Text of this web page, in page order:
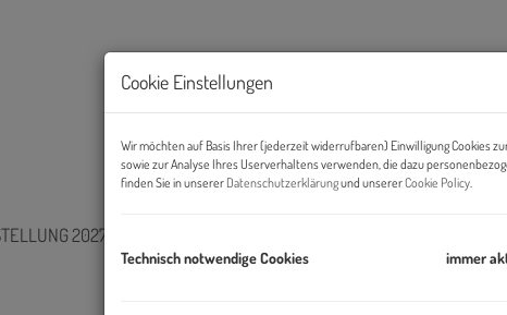
Cookie Einstellungen
Wir möchten auf Basis Ihrer (jederzeit widerrufbaren) Einwilligung Cookies
sowie zur Analyse Ihres Userverhaltens verwenden, die dazu
finden Sie in unserer Datenschutzerklärungund unsererCookie Policy.
Technisch notwendige Cookies immer